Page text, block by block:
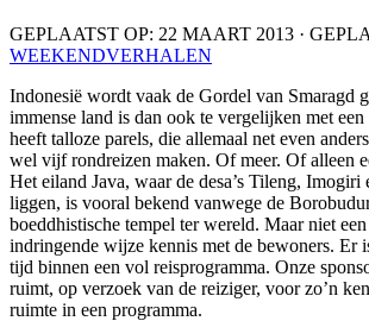
GEPLAATST OP: 22 MAART 2013 ·
WEEKENDVERHALEN
Indonesië wordt vaak de Gordel van Smaragd
immense land is dan ook te vergelijken met
heeft talloze parels, die allemaal net even
wel vijf rondreizen maken. Of meer. Of alleen
Het eiland Java, waar de desa’s Tileng, Imogiri
liggen, is vooral bekend vanwege de
boeddhistische tempel ter wereld. Maar niet
indringende wijze kennis met de bewoners. Er
tijd binnen een vol reisprogramma. Onze
ruimt, op verzoek van de reiziger, voor zo’n
ruimte in een programma.